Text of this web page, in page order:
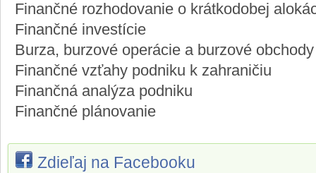
Finančné rozhodovanie o krátkodobej
Finančné investície
Burza, burzové operácie a burzové obchody
Finančné vzťahy podniku k zahraničiu
Finančná analýza podniku
Finančné plánovanie
Zdieľaj na Facebooku